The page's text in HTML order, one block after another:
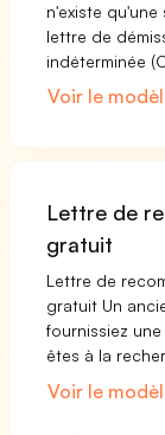
n'existe
lettre de
indéterminée
Voir le
Lettre de
gratuit
Lettre de
gratuit Un
fournissiez
êtes à la
Voir le